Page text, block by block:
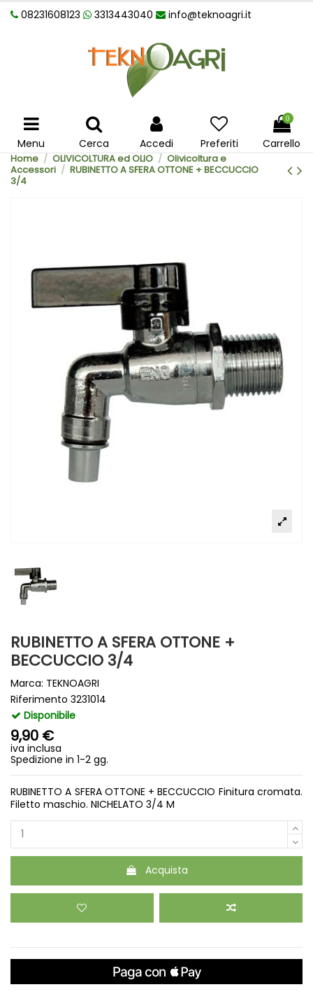
08231608123 3313443040 info@teknoagri.it
Menu Cerca Accedi Preferiti
0
Carrello
Home OLIVICOLTURA ed OLIO
Olivicoltura e
Accessori
RUBINETTO A SFERA OTTONE + BECCUCCIO
3/4
RUBINETTO A SFERA OTTONE +
BECCUCCIO 3/4
Marca: TEKNOAGRI
Riferimento 3231014
Disponibile
9,90 €
iva inclusa
Spedizione in 1-2 gg.
RUBINETTO A SFERA OTTONE + BECCUCCIO Finitura cromata.
Filetto maschio. NICHELATO 3/4 M
Acquista